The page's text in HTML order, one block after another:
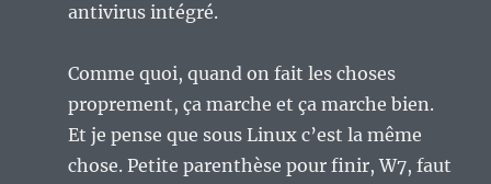
antivirus intégré.
Comme quoi, quand on fait les choses
proprement, ça marche et ça marche bien.
Et je pense que sous Linux c’est la même
chose. Petite parenthèse pour finir, W7, faut